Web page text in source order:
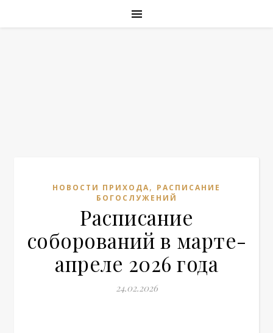
НОВОСТИ ПРИХОДА, РАСПИСАНИЕ
БОГОСЛУЖЕНИЙ
Расписание
соборований в марте-
апреле 2026 года
24.02.2026